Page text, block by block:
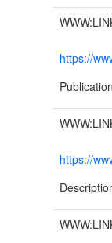
https://
https://